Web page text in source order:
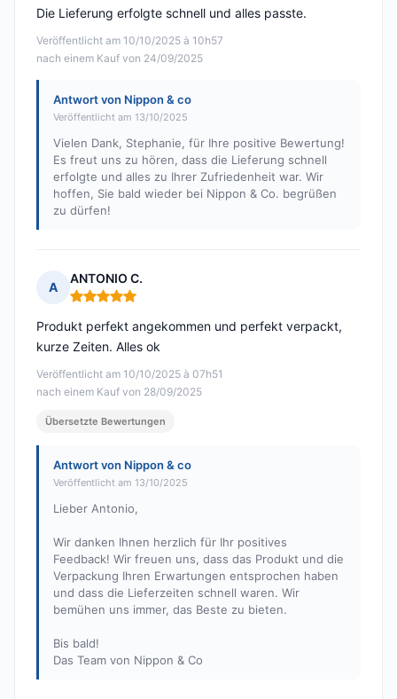
Veröffentlicht am 10/10/2025 à 10h57
nach einem Kauf von 24/09/2025
Die Lieferung erfolgte schnell und alles passte.
Antwort von Nippon & co
Veröffentlicht am 13/10/2025
Vielen Dank, Stephanie, für Ihre positive Bewertung!
Es freut uns zu hören, dass die Lieferung schnell
erfolgte und alles zu Ihrer Zufriedenheit war. Wir
hoffen, Sie bald wieder bei Nippon & Co. begrüßen
zu dürfen!
A
ANTONIO C.
Hinweis: 5 von 5
Veröffentlicht am 10/10/2025 à 07h51
nach einem Kauf von 28/09/2025
Produkt perfekt angekommen und perfekt verpackt,
kurze Zeiten. Alles ok
Übersetzte Bewertungen
Antwort von Nippon & co
Veröffentlicht am 13/10/2025
Lieber Antonio,
Wir danken Ihnen herzlich für Ihr positives
Feedback! Wir freuen uns, dass das Produkt und die
Verpackung Ihren Erwartungen entsprochen haben
und dass die Lieferzeiten schnell waren. Wir
bemühen uns immer, das Beste zu bieten.
Bis bald!
Das Team von Nippon & Co